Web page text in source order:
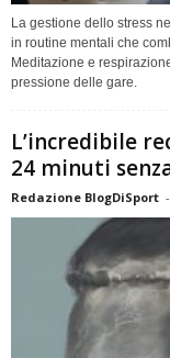
La gestione dello stress
in routine mentali che
Meditazione e
pressione delle gare.
L’incredibile
24 minuti
Redazione BlogDiSport -